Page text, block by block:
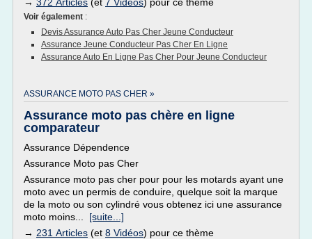
Voir également :
Devis Assurance Auto Pas Cher Jeune Conducteur
Assurance Jeune Conducteur Pas Cher En Ligne
Assurance Auto En Ligne Pas Cher Pour Jeune Conducteur
ASSURANCE MOTO PAS CHER »
Assurance moto pas chère en ligne
comparateur
Assurance Dépendence
Assurance Moto pas Cher
Assurance moto pas cher pour pour les motards ayant une
moto avec un permis de conduire, quelque soit la marque
de la moto ou son cylindré vous obtenez ici une assurance
moto moins... [suite...]
→ 231 Articles (et 8 Vidéos) pour ce thème